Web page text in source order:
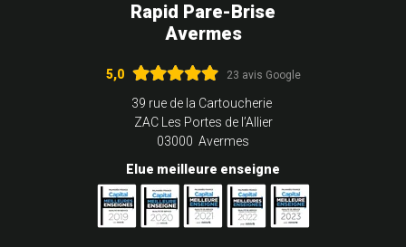
Rapid Pare-Brise
Avermes
5,0 23 avis Google
39 rue de la Cartoucherie
ZAC Les Portes de l’Allier
03000 Avermes
Elue meilleure enseigne